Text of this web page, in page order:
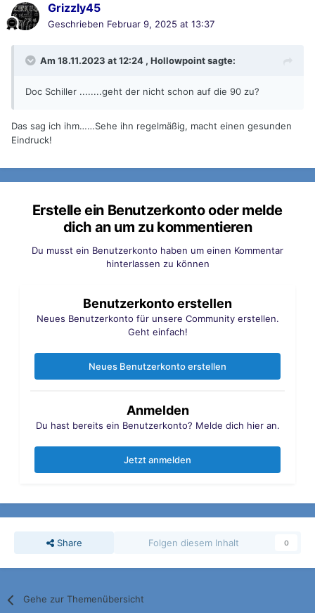
Grizzly45
Geschrieben Februar 9, 2025 at 13:37
Am 18.11.2023 at 12:24 , Hollowpointsagte:
Doc Schiller ........geht der nicht schon auf die 90 zu?
Das sag ich ihm……Sehe ihn regelmäßig, macht einen gesunden
Eindruck!
Erstelle ein Benutzerkonto oder melde
dich an um zu kommentieren
Du musst ein Benutzerkonto haben um einen Kommentar
hinterlassen zu können
Benutzerkonto erstellen
Neues Benutzerkonto für unsere Community erstellen.
Geht einfach!
Neues Benutzerkonto erstellen
Anmelden
Du hast bereits ein Benutzerkonto? Melde dich hier an.
Jetzt anmelden
Share Folgen diesem Inhalt 0
Gehe zur Themenübersicht